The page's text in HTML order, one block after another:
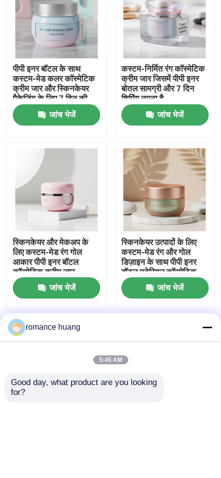
हमारे बारे में
फैक्टरी यात्रा
गुणवत्ता नियंत्रण
हमसे संपर्क करें
एक बोली का अनुरोध
कॉस्मेटिक वायुहीन बोतल
कॉस्मेटिक लोशन की बोतल
कॉस्मेटिक क्रीम जार
लक्जरी ड्रॉपर बोतल
कॉस्मेटिक कांच की बोतल
पीपी इनर बॉटल के साथ
कस्टम-मेड कलर कॉस्मेटिक
क्रीम जार और स्किनकेयर
पैकेजिंग के लिए 7 दिन की
शिपिंग
जांच भेजें
कस्टम-निर्मित रंग कॉस्मेटिक
क्रीम जार जिसमें पीपी इनर
बोतल सामग्री और 7 दिन
शिपिंग नमूना है
जांच भेजें
स्किनकेयर और मेकअप के
लिए कस्टम-मेड रंग गोल
आकार पीपी इनर बॉटल
कॉस्मेटिक क्रीम जार
जांच भेजें
स्किनकेयर उत्पादों के लिए
कस्टम-मेड रंग और गोल
डिज़ाइन के साथ पीपी इनर
बॉटल मटेरियल कॉस्मेटिक
क्रीम जार
जांच भेजें
होम हमारे बारे में
साइटमैप
Privacy Policy
गुणवत्ताकॉस्मेटिक वायुहीन बोतलचीन का कारखाना.Copyright
romance huang
5:45 AM
Good day, what product are you looking
for?